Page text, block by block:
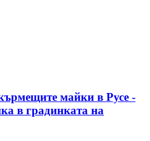
майки в Русе -
в градинката на